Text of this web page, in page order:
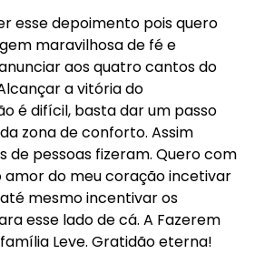
esse depoimento pois quero
maravilhosa de fé e
aos quatro cantos do
a vitória do
é difícil, basta dar um passo
zona de conforto. Assim
de pessoas fizeram. Quero com
do meu coração incetivar
mesmo incentivar os
esse lado de cá. A Fazerem
Leve. Gratidão eterna!